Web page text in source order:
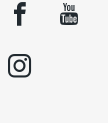
facebook youtube
instagram